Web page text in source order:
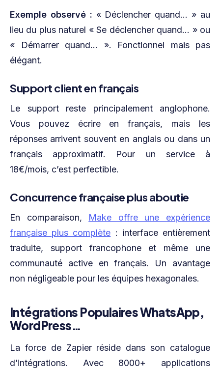
Exemple observé : « Déclencher quand… » au
lieu du plus naturel « Se déclencher quand… » ou
« Démarrer quand… ». Fonctionnel mais pas
élégant.
Support client en français
Le support reste principalement anglophone.
Vous pouvez écrire en français, mais les
réponses arrivent souvent en anglais ou dans un
français approximatif. Pour un service à
18€/mois, c’est perfectible.
Concurrence française plus aboutie
En comparaison, Make offre une expérience
française plus complète : interface entièrement
traduite, support francophone et même une
communauté active en français. Un avantage
non négligeable pour les équipes hexagonales.
Intégrations Populaires WhatsApp,
WordPress…
La force de Zapier réside dans son catalogue
d’intégrations. Avec 8000+ applications